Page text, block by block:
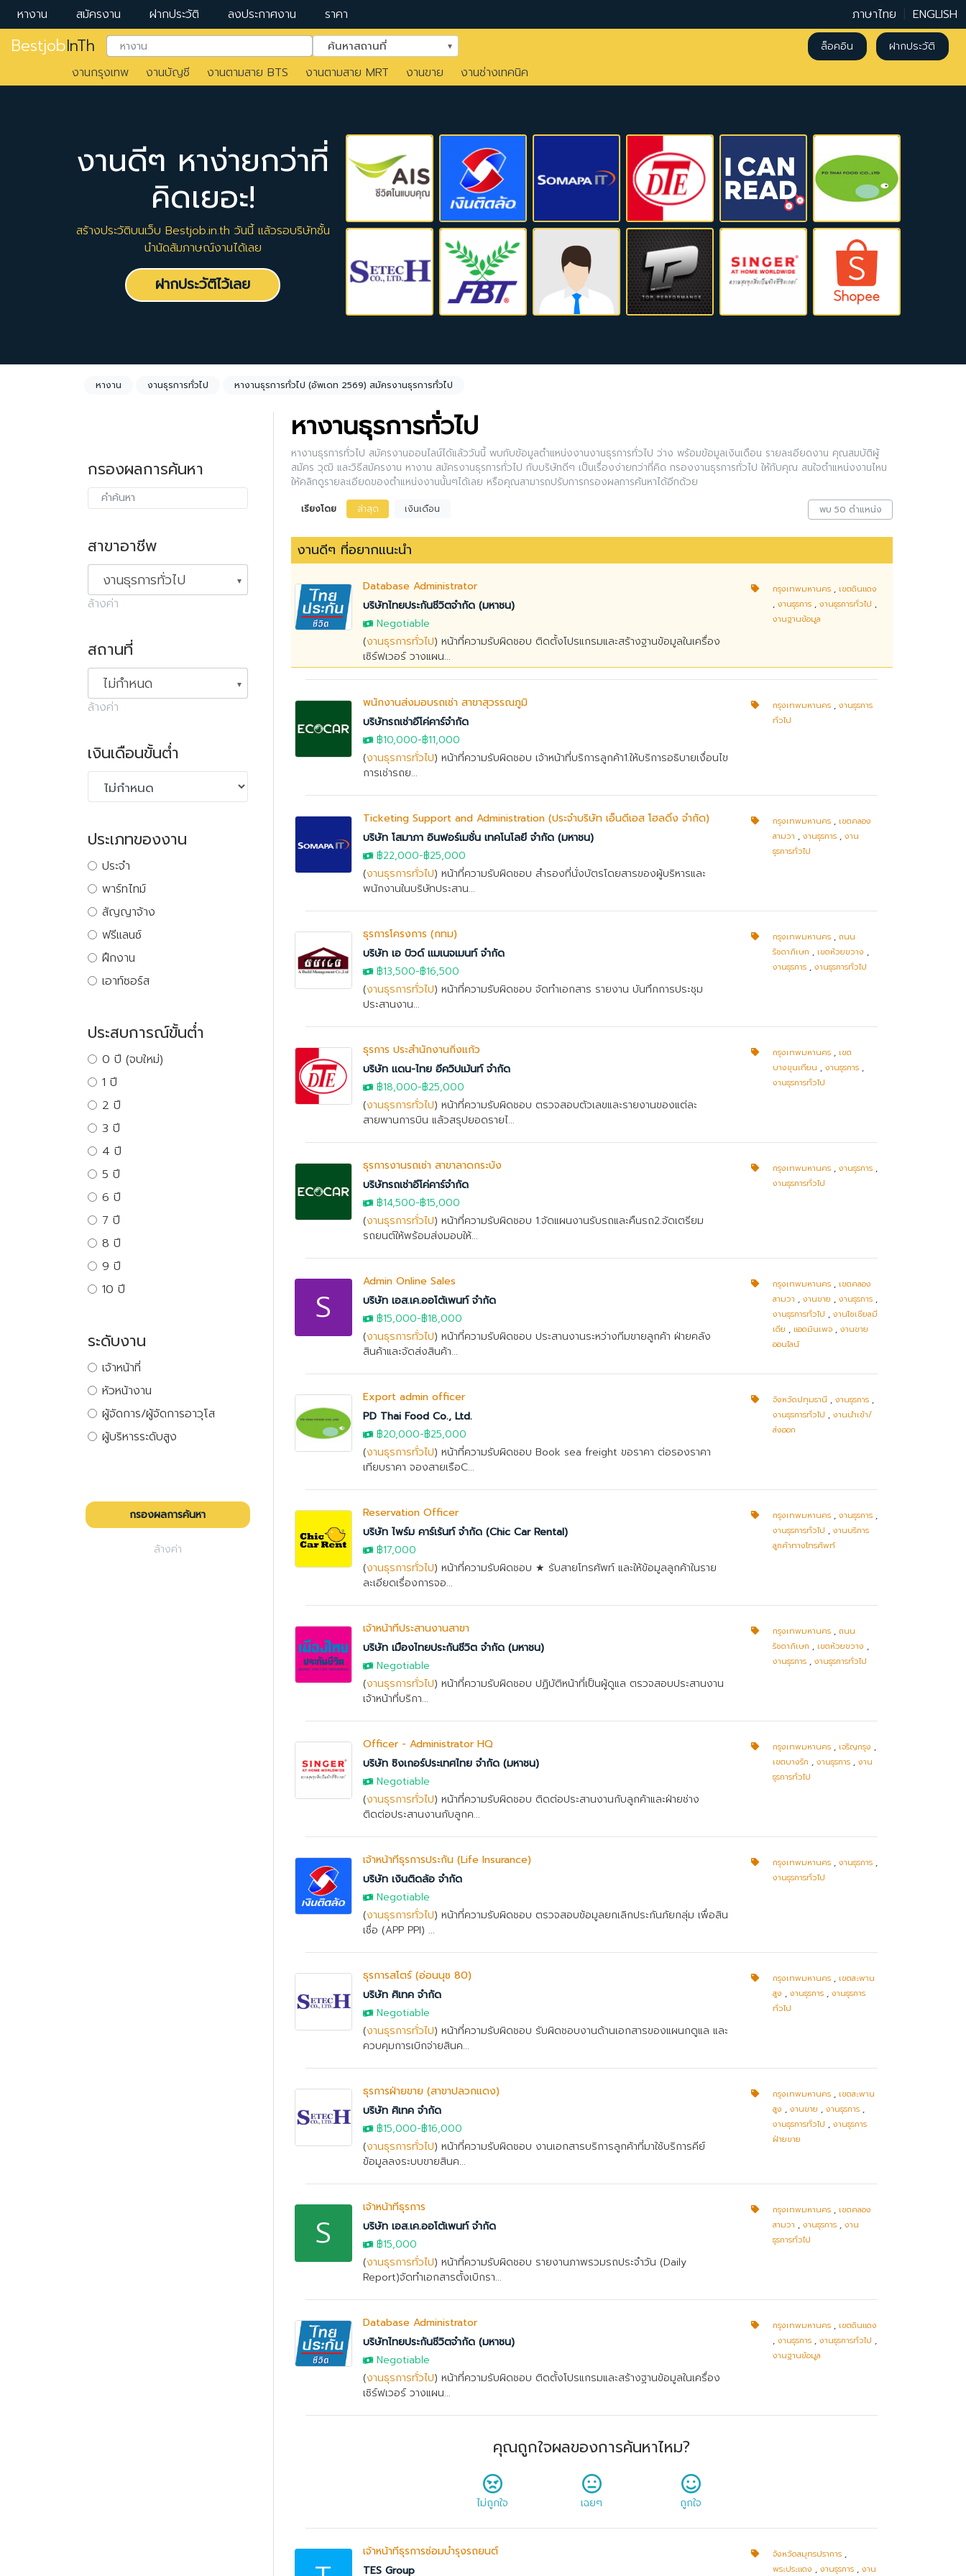
หางาน สมัครงาน ฝากประวัติ ลงประกาศงาน ราคา ภาษาไทย ENGLISH
BestjobInTh ค้นหาสถานที่ ล็อคอิน ฝากประวัติ
งานกรุงเทพ งานบัญชี งานตามสาย BTS งานตามสาย MRT งานขาย งานช่างเทคนิค
งานดีๆ หาง่ายกว่าที่
คิดเยอะ!
สร้างประวัติบนเว็บ Bestjob.in.th วันนี้ แล้วรอบริษัทชั้น
นำนัดสัมภาษณ์งานได้เลย
ฝากประวัติไว้เลย
หางาน งานธุรการทั่วไป หางานธุรการทั่วไป (อัพเดท 2569) สมัครงานธุรการทั่วไป
หางานธุรการทั่วไป
หางานธุรการทั่วไป สมัครงานออนไลน์ได้แล้ววันนี้ พบกับข้อมูลตำแหน่งงานงานธุรการทั่วไป ว่าง พร้อมข้อมูลเงินเดือน รายละเอียดงาน คุณสมบัติผู้
สมัคร วุฒิ และวิธีสมัครงาน หางาน สมัครงานธุรการทั่วไป กับบริษัทดีๆ เป็นเรื่องง่ายกว่าที่คิด กรองงานธุรการทั่วไป ให้กับคุณ สนใจตำแหน่งงานไหน
ให้คลิกดูรายละเอียดของตำแหน่งงานนั้นๆได้เลย หรือคุณสามารถปรับการกรองผลการค้นหาได้อีกด้วย
เรียงโดย ล่าสุด เงินเดือน พบ 50 ตำแหน่ง
งานดีๆ ที่อยากแนะนำ
Database Administrator
บริษัทไทยประกันชีวิตจำกัด (มหาชน)
Negotiable
(งานธุรการทั่วไป) หน้าที่ความรับผิดชอบ ติดตั้งโปรแกรมและสร้างฐานข้อมูลในเครื่อง
เซิร์ฟเวอร์ วางแผน...
กรุงเทพมหานคร , เขตดินแดง
,งานธุรการ ,งานธุรการทั่วไป ,
งานฐานข้อมูล
พนักงานส่งมอบรถเช่า สาขาสุวรรณภูมิ
บริษัทรถเช่าอีโค่คาร์จำกัด
฿10,000-฿11,000
(งานธุรการทั่วไป) หน้าที่ความรับผิดชอบ เจ้าหน้าที่บริการลูกค้า1.ให้บริการอธิบายเงื่อนไข
การเช่ารถย...
กรุงเทพมหานคร ,งานธุรการ
ทั่วไป
Ticketing Support and Administration (ประจำบริษัท เอ็นดีเอส โฮลดิ้ง จำกัด)
บริษัท โสมาภา อินฟอร์เมชั่น เทคโนโลยี จำกัด (มหาชน)
฿22,000-฿25,000
(งานธุรการทั่วไป) หน้าที่ความรับผิดชอบ สำรองที่นั่งบัตรโดยสารของผู้บริหารและ
พนักงานในบริษัทประสาน...
กรุงเทพมหานคร , เขตคลอง
สามวา ,งานธุรการ ,งาน
ธุรการทั่วไป
ธุรการโครงการ (กทม)
บริษัท เอ บิวด์ แมเนจเมนท์ จำกัด
฿13,500-฿16,500
(งานธุรการทั่วไป) หน้าที่ความรับผิดชอบ จัดทำเอกสาร รายงาน บันทึกการประชุม
ประสานงาน...
กรุงเทพมหานคร ,ถนน
รัชดาภิเษก , เขตห้วยขวาง ,
งานธุรการ ,งานธุรการทั่วไป
ธุรการ ประสำนักงานกิ่งแก้ว
บริษัท แดน-ไทย อีควิปเม้นท์ จำกัด
฿18,000-฿25,000
(งานธุรการทั่วไป) หน้าที่ความรับผิดชอบ ตรวจสอบตัวเลขและรายงานของแต่ละ
สายพานการบิน แล้วสรุปยอดรายไ...
กรุงเทพมหานคร , เขต
บางขุนเทียน ,งานธุรการ ,
งานธุรการทั่วไป
ธุรการงานรถเช่า สาขาลาดกระบัง
บริษัทรถเช่าอีโค่คาร์จำกัด
฿14,500-฿15,000
(งานธุรการทั่วไป) หน้าที่ความรับผิดชอบ 1.จัดแผนงานรับรถและคืนรถ2.จัดเตรียม
รถยนต์ให้พร้อมส่งมอบให้...
กรุงเทพมหานคร ,งานธุรการ ,
งานธุรการทั่วไป
S
Admin Online Sales
บริษัท เอส.เค.ออโต้เพนท์ จำกัด
฿15,000-฿18,000
(งานธุรการทั่วไป) หน้าที่ความรับผิดชอบ ประสานงานระหว่างทีมขายลูกค้า ฝ่ายคลัง
สินค้าและจัดส่งสินค้า...
กรุงเทพมหานคร , เขตคลอง
สามวา ,งานขาย ,งานธุรการ ,
งานธุรการทั่วไป ,งานโซเชียลมี
เดีย , แอดมินเพจ ,งานขาย
ออนไลน์
Export admin officer
PD Thai Food Co., Ltd.
฿20,000-฿25,000
(งานธุรการทั่วไป) หน้าที่ความรับผิดชอบ Book sea freight ขอราคา ต่อรองราคา
เทียบราคา จองสายเรือC...
จังหวัดปทุมธานี ,งานธุรการ ,
งานธุรการทั่วไป ,งานนำเข้า/
ส่งออก
Reservation Officer
บริษัท ไพร์ม คาร์เร้นท์ จำกัด (Chic Car Rental)
฿17,000
(งานธุรการทั่วไป) หน้าที่ความรับผิดชอบ ★ รับสายโทรศัพท์ และให้ข้อมูลลูกค้าในราย
ละเอียดเรื่องการจอ...
กรุงเทพมหานคร ,งานธุรการ ,
งานธุรการทั่วไป ,งานบริการ
ลูกค้าทางโทรศัพท์
เจ้าหน้าที่ประสานงานสาขา
บริษัท เมืองไทยประกันชีวิต จำกัด (มหาชน)
Negotiable
(งานธุรการทั่วไป) หน้าที่ความรับผิดชอบ ปฏิบัติหน้าที่เป็นผู้ดูแล ตรวจสอบประสานงาน
เจ้าหน้าที่บริกา...
กรุงเทพมหานคร ,ถนน
รัชดาภิเษก , เขตห้วยขวาง ,
งานธุรการ ,งานธุรการทั่วไป
Officer - Administrator HQ
บริษัท ซิงเกอร์ประเทศไทย จำกัด (มหาชน)
Negotiable
(งานธุรการทั่วไป) หน้าที่ความรับผิดชอบ ติดต่อประสานงานกับลูกค้าและฝ่ายช่าง
ติดต่อประสานงานกับลูกค...
กรุงเทพมหานคร , เจริญกรุง ,
เขตบางรัก ,งานธุรการ ,งาน
ธุรการทั่วไป
เจ้าหน้าที่ธุรการประกัน (Life Insurance)
บริษัท เงินติดล้อ จำกัด
Negotiable
(งานธุรการทั่วไป) หน้าที่ความรับผิดชอบ ตรวจสอบข้อมูลยกเลิกประกันภัยกลุ่ม เพื่อสิน
เชื่อ (APP PPI) ...
กรุงเทพมหานคร ,งานธุรการ ,
งานธุรการทั่วไป
ธุรการสโตร์ (อ่อนนุช 80)
บริษัท ศิเทค จำกัด
Negotiable
(งานธุรการทั่วไป) หน้าที่ความรับผิดชอบ รับผิดชอบงานด้านเอกสารของแผนกดูแล และ
ควบคุมการเบิกจ่ายสินค...
กรุงเทพมหานคร , เขตสะพาน
สูง ,งานธุรการ ,งานธุรการ
ทั่วไป
ธุรการฝ่ายขาย (สาขาปลวกแดง)
บริษัท ศิเทค จำกัด
฿15,000-฿16,000
(งานธุรการทั่วไป) หน้าที่ความรับผิดชอบ งานเอกสารบริการลูกค้าที่มาใช้บริการคีย์
ข้อมูลลงระบบขายสินค...
กรุงเทพมหานคร , เขตสะพาน
สูง ,งานขาย ,งานธุรการ ,
งานธุรการทั่วไป ,งานธุรการ
ฝ่ายขาย
S
เจ้าหน้าที่ธุรการ
บริษัท เอส.เค.ออโต้เพนท์ จำกัด
฿15,000
(งานธุรการทั่วไป) หน้าที่ความรับผิดชอบ รายงานภาพรวมรถประจำวัน (Daily
Report)จัดทำเอกสารตั้งเบิกรา...
กรุงเทพมหานคร , เขตคลอง
สามวา ,งานธุรการ ,งาน
ธุรการทั่วไป
Database Administrator
บริษัทไทยประกันชีวิตจำกัด (มหาชน)
Negotiable
(งานธุรการทั่วไป) หน้าที่ความรับผิดชอบ ติดตั้งโปรแกรมและสร้างฐานข้อมูลในเครื่อง
เซิร์ฟเวอร์ วางแผน...
กรุงเทพมหานคร , เขตดินแดง
,งานธุรการ ,งานธุรการทั่วไป ,
งานฐานข้อมูล
คุณถูกใจผลของการค้นหาไหม?
ไม่ถูกใจ เฉยๆ ถูกใจ
เจ้าหน้าที่ธุรการซ่อมบำรุงรถยนต์
TES Group
จังหวัดสมุทรปราการ ,
พระประแดง ,งานธุรการ ,งาน
กรองผลการค้นหา
สาขาอาชีพ
งานธุรการทั่วไป
ล้างค่า
สถานที่
ไม่กำหนด
ล้างค่า
เงินเดือนขั้นต่ำ
ประเภทของงาน
ประจำ
พาร์ทไทม์
สัญญาจ้าง
ฟรีแลนซ์
ฝึกงาน
เอาท์ซอร์ส
ประสบการณ์ขั้นต่ำ
0 ปี (จบใหม่)
1 ปี
2 ปี
3 ปี
4 ปี
5 ปี
6 ปี
7 ปี
8 ปี
9 ปี
10 ปี
ระดับงาน
เจ้าหน้าที่
หัวหน้างาน
ผู้จัดการ/ผู้จัดการอาวุโส
ผู้บริหารระดับสูง